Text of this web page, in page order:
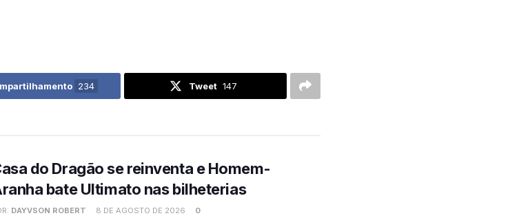
234 Tweet 147
do Dragão se reinventa e Homem-
bate Ultimato nas bilheterias
DAYVSON ROBERT 8 DE AGOSTO DE 2026 0